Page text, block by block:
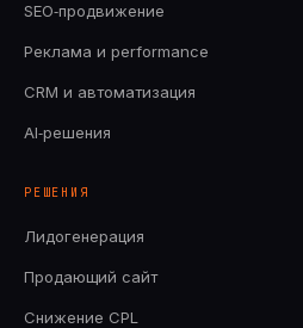
SEO‑продвижение
Реклама и performance
CRM и автоматизация
AI‑решения
РЕШЕНИЯ
Лидогенерация
Продающий сайт
Снижение CPL